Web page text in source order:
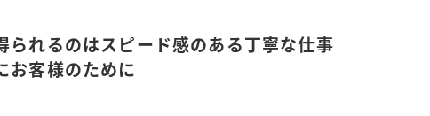
られるのはスピード感のある丁寧な仕事
お客様のために